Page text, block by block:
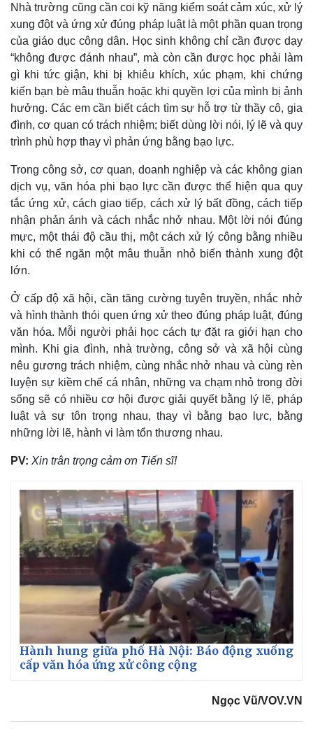
Nhà trường cũng cần coi kỹ năng kiểm soát cảm xúc, xử lý
xung đột và ứng xử đúng pháp luật là một phần quan trọng
của giáo dục công dân. Học sinh không chỉ cần được dạy
“không được đánh nhau”, mà còn cần được học phải làm
gì khi tức giận, khi bị khiêu khích, xúc phạm, khi chứng
kiến bạn bè mâu thuẫn hoặc khi quyền lợi của mình bị ảnh
hưởng. Các em cần biết cách tìm sự hỗ trợ từ thầy cô, gia
đình, cơ quan có trách nhiệm; biết dùng lời nói, lý lẽ và quy
trình phù hợp thay vì phản ứng bằng bạo lực.
Trong công sở, cơ quan, doanh nghiệp và các không gian
dịch vụ, văn hóa phi bạo lực cần được thể hiện qua quy
tắc ứng xử, cách giao tiếp, cách xử lý bất đồng, cách tiếp
nhận phản ánh và cách nhắc nhở nhau. Một lời nói đúng
mực, một thái độ cầu thị, một cách xử lý công bằng nhiều
khi có thể ngăn một mâu thuẫn nhỏ biến thành xung đột
lớn.
Ở cấp độ xã hội, cần tăng cường tuyên truyền, nhắc nhở
và hình thành thói quen ứng xử theo đúng pháp luật, đúng
văn hóa. Mỗi người phải học cách tự đặt ra giới hạn cho
mình. Khi gia đình, nhà trường, công sở và xã hội cùng
nêu gương trách nhiệm, cùng nhắc nhở nhau và cùng rèn
luyện sự kiềm chế cá nhân, những va chạm nhỏ trong đời
sống sẽ có nhiều cơ hội được giải quyết bằng lý lẽ, pháp
luật và sự tôn trọng nhau, thay vì bằng bạo lực, bằng
những lời lẽ, hành vi làm tổn thương nhau.
PV: Xin trân trọng cảm ơn Tiến sĩ!
Hành hung giữa phố Hà Nội: Báo động xuống
cấp văn hóa ứng xử công cộng
Ngọc Vũ/VOV.VN